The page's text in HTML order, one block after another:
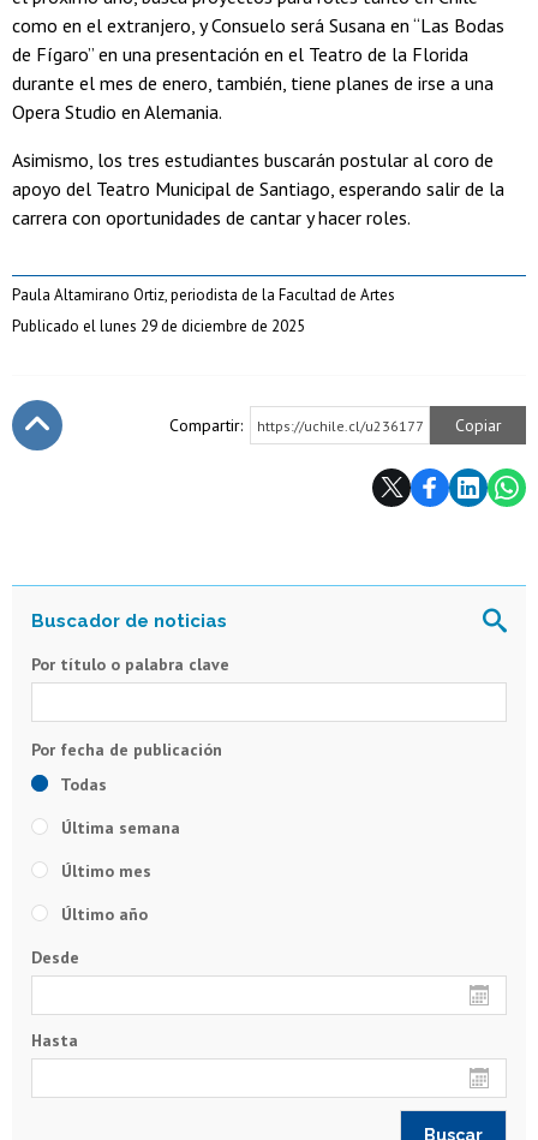
como en el extranjero, y Consuelo será Susana en “Las Bodas
de Fígaro” en una presentación en el Teatro de la Florida
durante el mes de enero, también, tiene planes de irse a una
Opera Studio en Alemania.
Asimismo, los tres estudiantes buscarán postular al coro de
apoyo del Teatro Municipal de Santiago, esperando salir de la
carrera con oportunidades de cantar y hacer roles.
Paula Altamirano Ortiz, periodista de la Facultad de Artes
Publicado el lunes 29 de diciembre de 2025
Compartir: https://uchile.cl/u236177 Copiar
Por título o palabra clave
Todas
Última semana
Último mes
Último año
Desde
Hasta